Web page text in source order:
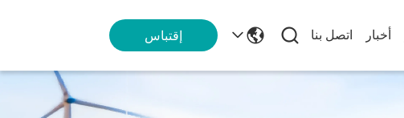
أخبار اتصل بنا إقتباس